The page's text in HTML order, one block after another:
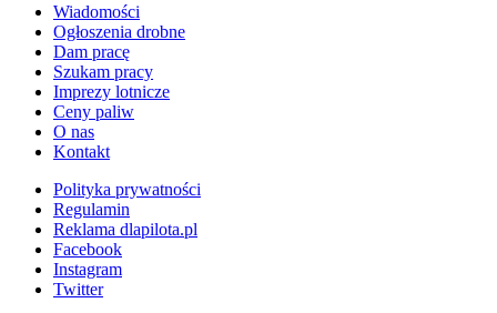
Wiadomości
Ogłoszenia drobne
Dam pracę
Szukam pracy
Imprezy lotnicze
Ceny paliw
O nas
Kontakt
Polityka prywatności
Regulamin
Reklama dlapilota.pl
Facebook
Instagram
Twitter